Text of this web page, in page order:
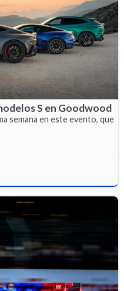
S en Goodwood
semana en este evento, que